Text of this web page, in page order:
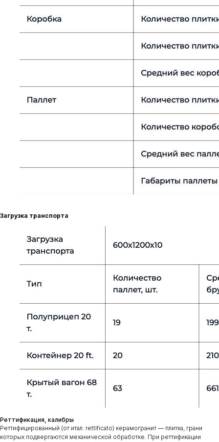
Загрузка транспорта
Реттификация, калибры
Реттифицированный (от итал. rettificato) керамогранит — плитка, грани
которых подвергаются механической обработке. При реттификации